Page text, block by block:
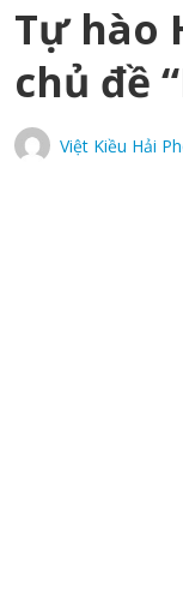
Tự hào
chủ đề
Việt Kiều Hải